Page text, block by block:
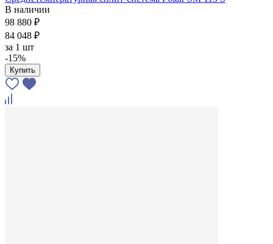
В наличии
98 880 ₽
84 048 ₽
за 1 шт
-15%
Купить